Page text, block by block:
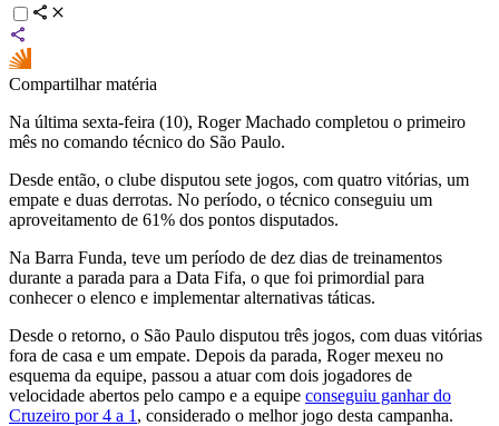
Compartilhar matéria
Na última sexta-feira (10), Roger Machado completou o primeiro
mês no comando técnico do São Paulo.
Desde então, o clube disputou sete jogos, com quatro vitórias, um
empate e duas derrotas. No período, o técnico conseguiu um
aproveitamento de 61% dos pontos disputados.
Na Barra Funda, teve um período de dez dias de treinamentos
durante a parada para a Data Fifa, o que foi primordial para
conhecer o elenco e implementar alternativas táticas.
Desde o retorno, o São Paulo disputou três jogos, com duas vitórias
fora de casa e um empate. Depois da parada, Roger mexeu no
esquema da equipe, passou a atuar com dois jogadores de
velocidade abertos pelo campo e a equipe conseguiu ganhar do
Cruzeiro por 4 a 1 , considerado o melhor jogo desta campanha.